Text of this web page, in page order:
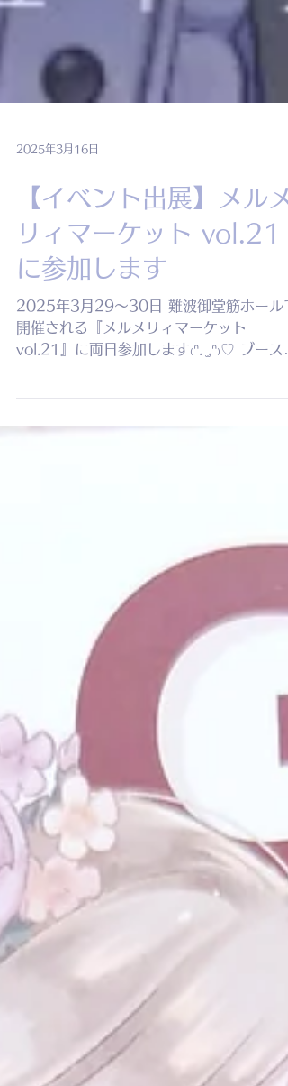
【イベント出展】メルメ
リィマーケット vol.21
に参加します
2025年3月29～30日 難波御堂筋ホール
開催される『メルメリィマーケット
号は 【 C12 】 です！ 秋コミティアの新
グッズ・ノベルティは関西初出しです♡...